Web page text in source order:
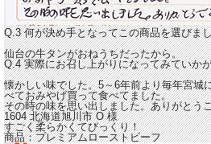
Q.3 何が決め手となってこの商品を選びま
仙台の牛タンがおねうちだったから。
Q.4 実際にお召し上がりになってみていか
懐かしい味でした。5～6年前より毎年宮城
べておみやげ買って食べてました。
その時の味を思い出しました。ありがとう
1604 北海道旭川市O様
すごく柔らかくてびっくり！
商品：プレミアムローストビーフ